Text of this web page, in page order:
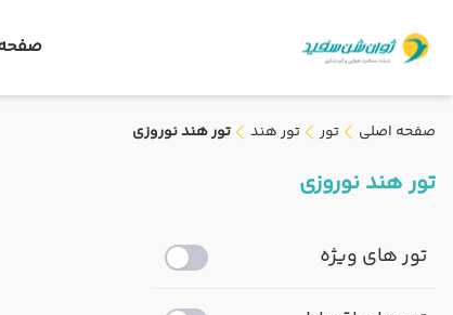
صفحه اصلی تور تور هند تور هند نوروزی
تور هند نوروزی
تور های ویژه